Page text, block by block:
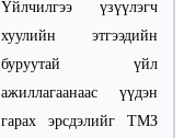
Үйлчилгээ үзүүлэгч
хуулийн этгээдийн
буруутай үйл
ажиллагаанаас үүдэн
гарах эрсдэлийг ТМЗ